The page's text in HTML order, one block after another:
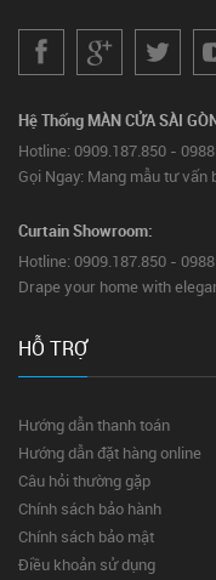
Hệ Thống MÀN CỬA SÀI
Hotline: 0909.187.850 -
Gọi Ngay: Mang mẫu tư vấn
Curtain Showroom:
Hotline: 0909.187.850 -
Drape your home with
HỖ TRỢ
Hướng dẫn thanh toán
Hướng dẫn đặt hàng online
Câu hỏi thường gặp
Chính sách bảo hành
Chính sách bảo mật
Điều khoản sử dụng